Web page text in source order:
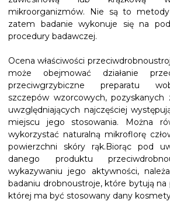
mikroorganizmów. Nie są to
zatem badanie wykonuje się na
procedury badawczej.
Ocena właściwości
może obejmować działanie
przeciwgrzybiczne preparatu
szczepów wzorcowych, pozyskanych
uwzględniających najczęściej
miejscu jego stosowania. Można
wykorzystać naturalną mikroflorę
powierzchni skóry rąk.Biorąc pod
danego produktu
wykazywaniu jego aktywności,
badaniu drobnoustroje, które bytują na
której ma być stosowany dany